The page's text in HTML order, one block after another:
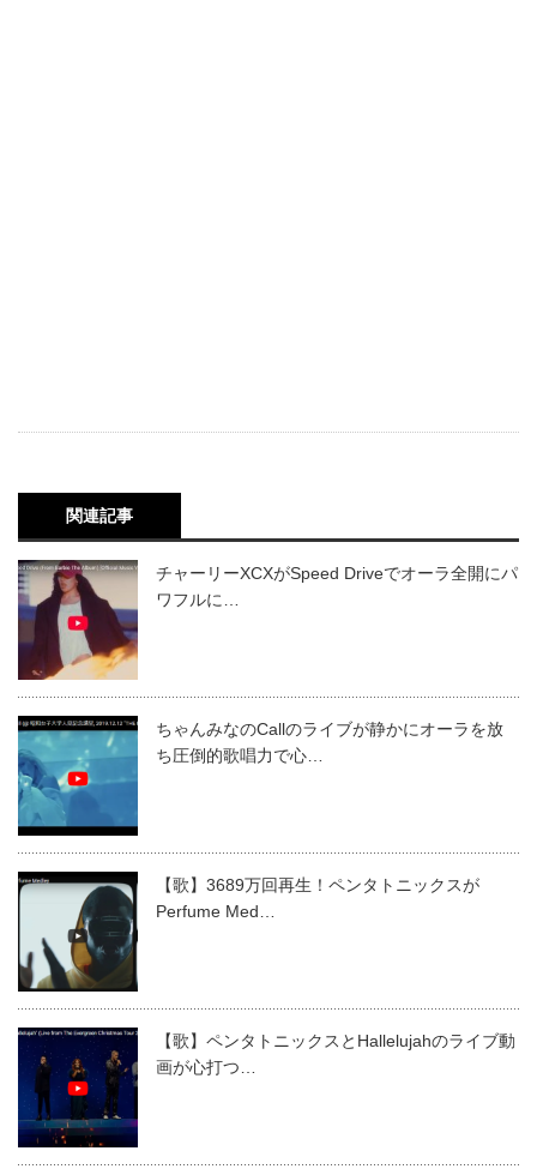
関連記事
チャーリーXCXがSpeed Driveでオーラ全開にパ
ワフルに…
ちゃんみなのCallのライブが静かにオーラを放
ち圧倒的歌唱力で心…
【歌】3689万回再生！ペンタトニックスが
Perfume Med…
【歌】ペンタトニックスとHallelujahのライブ動
画が心打つ…